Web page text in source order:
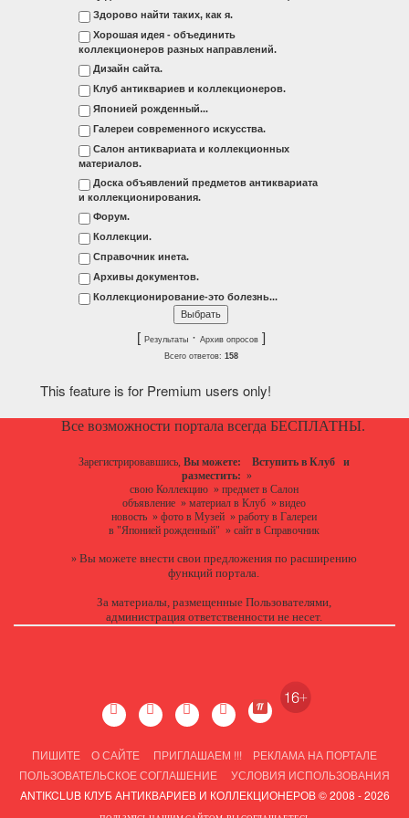
Здорово найти таких, как я.
Хорошая идея - объединить
коллекционеров разных направлений.
Дизайн сайта.
Клуб антиквариев и коллекционеров.
Японией рожденный...
Галереи современного искусства.
Салон антиквариата и коллекционных
материалов.
Доска объявлений предметов антиквариата
и коллекционирования.
Форум.
Коллекции.
Справочник инета.
Архивы документов.
Коллекционирование-это болезнь...
[ Результаты· Архив опросов]
Всего ответов: 158
This feature is for Premium users only!
Все возможности портала всегда БЕСПЛАТНЫ.
Зарегистрировавшись, Вы можете: Вступить в Клуб
и
разместить: »
свою Коллекцию» предмет в Салон
объявление» материал в Клуб» видео
новость» фото в Музей» работу в Галереи
в "Японией рожденный" » сайт в Справочник
» Вы можете внести свои предложенияпо расширению
функций портала.
За материалы, размещенные Пользователями,
администрация ответственности не несет.
ПИШИТЕ О САЙТЕ ПРИГЛАШАЕМ !!!
РЕКЛАМА НА ПОРТАЛЕ
ПОЛЬЗОВАТЕЛЬСКОЕ СОГЛАШЕНИЕ
УСЛОВИЯ ИСПОЛЬЗОВАНИЯ
ANTIKCLUB КЛУБ АНТИКВАРИЕВ И КОЛЛЕКЦИОНЕРОВ © 2008 - 2026